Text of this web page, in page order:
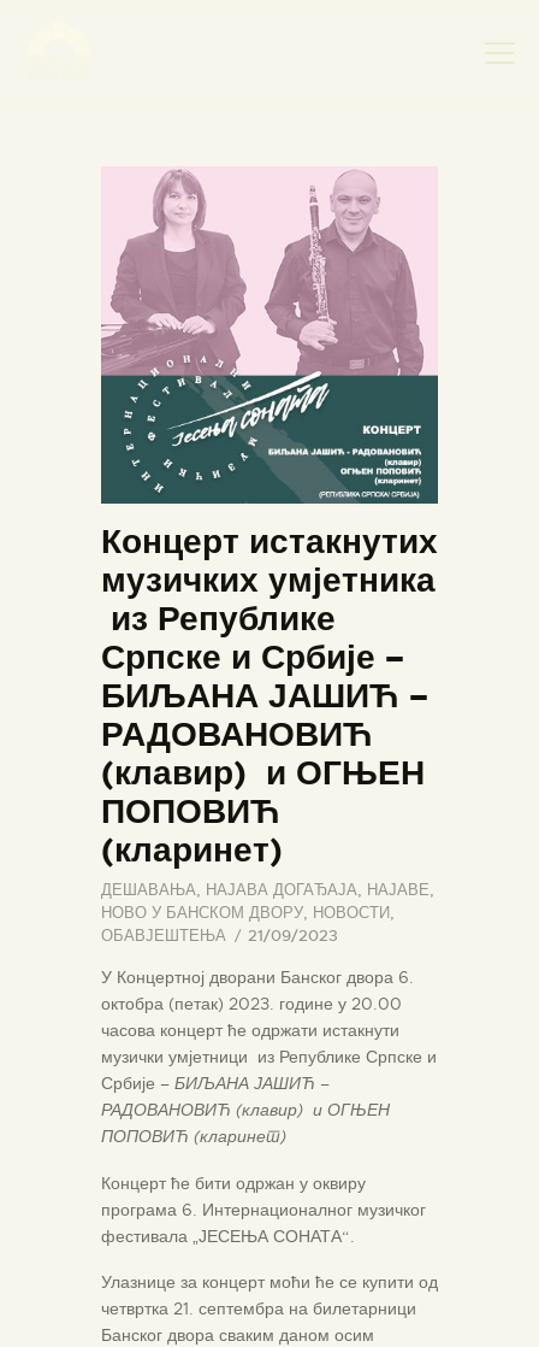
НАСЛОВНА
НОВОСТИ
НАЈАВА ДОГАЂАЈА
БАНСКИ ДВОР
ФОТОГРАФИЈЕ
ВИДЕО
КОНТАКТ
Концерт истакнутих
музичких умјетника
из Републике
Српске и Србије –
БИЉАНА ЈАШИЋ –
РАДОВАНОВИЋ
(клавир) и ОГЊЕН
ПОПОВИЋ
(кларинет)
ДЕШАВАЊА, НАЈАВА ДОГАЂАЈА, НАЈАВЕ,
НОВО У БАНСКОМ ДВОРУ, НОВОСТИ,
ОБАВЈЕШТЕЊА
21/09/2023
У Концертној дворани Банског двора 6.
октобра (петак) 2023. године у 20.00
часова концерт ће одржати истакнути
музички умјетници из Републике Српске и
Србије – БИЉАНА ЈАШИЋ –
РАДОВАНОВИЋ (клавир) и ОГЊЕН
ПОПОВИЋ (кларинет)
Концерт ће бити одржан у оквиру
програма 6. Интернационалног музичког
фестивала „ЈЕСЕЊА СОНАТА“.
Улазнице за концерт моћи ће се купити од
четвртка 21. септембра на билетарници
Банског двора сваким даном осим